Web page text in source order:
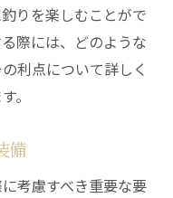
りを楽しむことがで
際には、どのような
利点について詳しく
。
備
考慮すべき重要な要